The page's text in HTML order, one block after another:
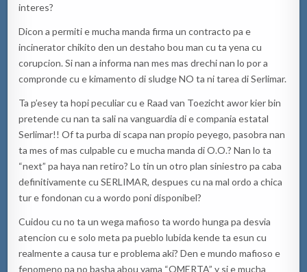
interes?
Dicon a permiti e mucha manda firma un contracto pa e
incinerator chikito den un destaho bou man cu ta yena cu
corupcion. Si nan a informa nan mes mas drechi nan lo por a
compronde cu e kimamento di sludge NO ta ni tarea di Serlimar.
Ta p’esey ta hopi peculiar cu e Raad van Toezicht awor kier bin
pretende cu nan ta sali na vanguardia di e compania estatal
Serlimar!! Of ta purba di scapa nan propio peyego, pasobra nan
ta mes of mas culpable cu e mucha manda di O.O.? Nan lo ta
“next” pa haya nan retiro? Lo tin un otro plan siniestro pa caba
definitivamente cu SERLIMAR, despues cu na mal ordo a chica
tur e fondonan cu a wordo poni disponibel?
Cuidou cu no ta un wega mafioso ta wordo hunga pa desvia
atencion cu e solo meta pa pueblo lubida kende ta esun cu
realmente a causa tur e problema aki? Den e mundo mafioso e
fenomeno pa no basha abou yama “OMERTA” y si e mucha